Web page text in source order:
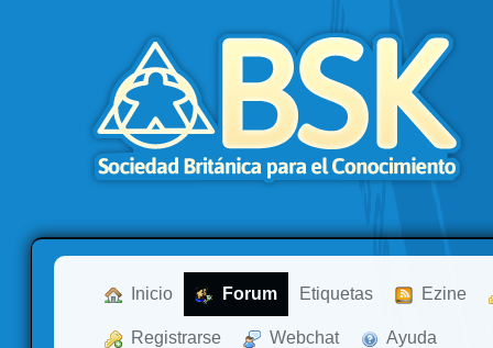
Inicio Forum Etiquetas Ezine
Registrarse Webchat Ayuda